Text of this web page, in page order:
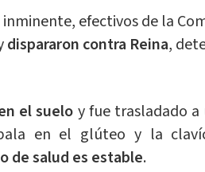
efectivos de la
dispararon contra Reina,
el suelo y fue trasladado
en el glúteo y la
de salud es estable.